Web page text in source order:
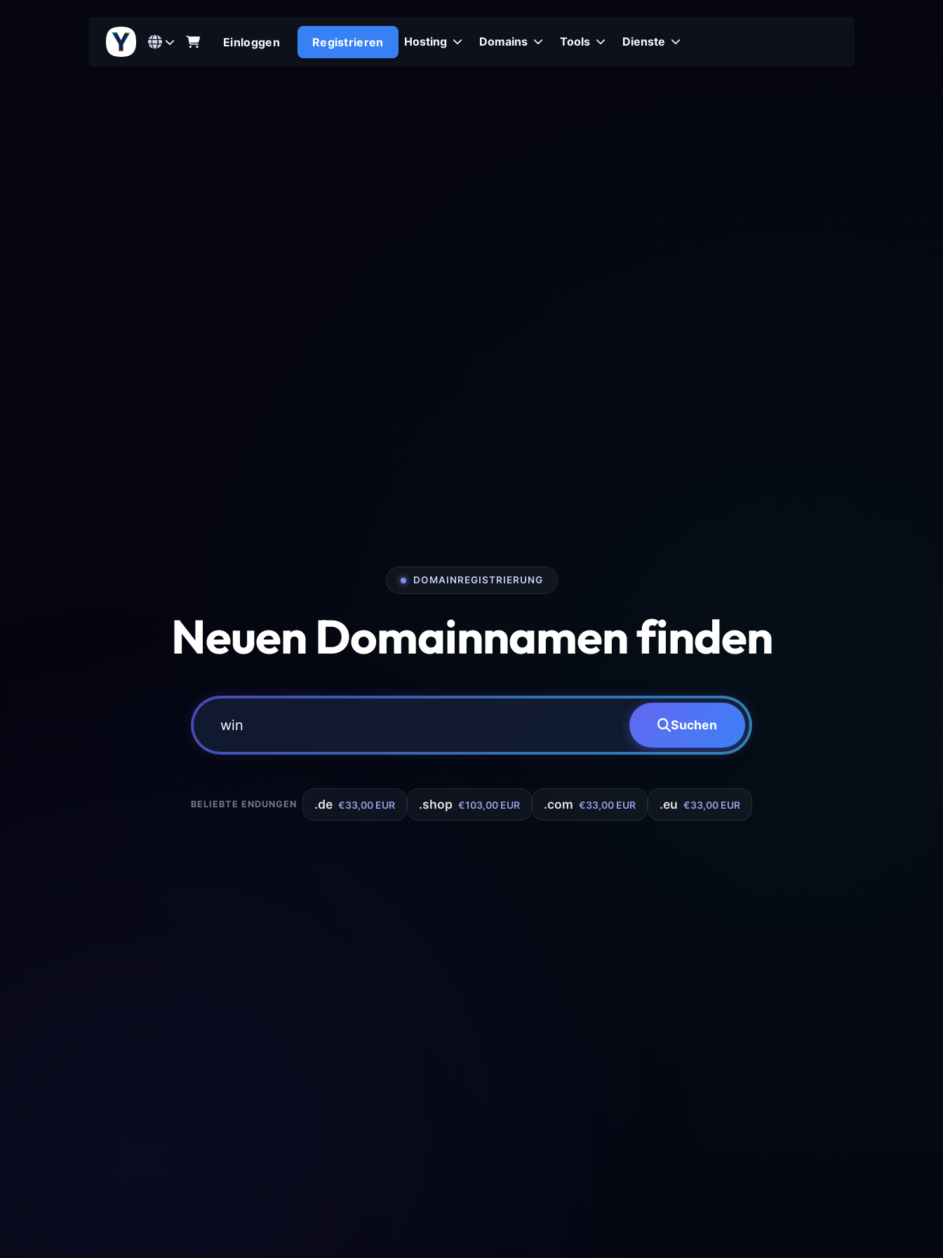
Einloggen Registrieren Hosting Domains Tools Dienste
DOMAINREGISTRIERUNG
Neuen Domainnamen finden
Suchen
BELIEBTE ENDUNGEN .de €33,00 EUR .shop €103,00 EUR .com €33,00 EUR .eu €33,00 EUR